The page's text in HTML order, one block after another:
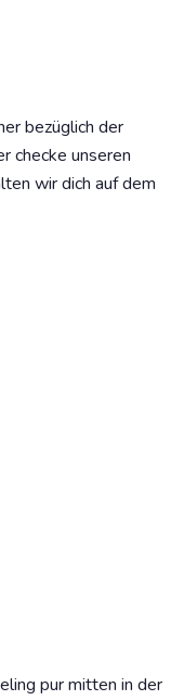
bezüglich der
checke unseren
wir dich auf dem
pur mitten in der